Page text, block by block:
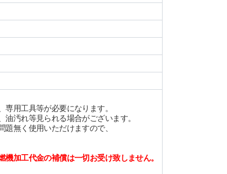
用工具等が必要になります。
汚れ等見られる場合がございます。
無く使用いただけますので、
加工代金の補償は一切お受け致しません。